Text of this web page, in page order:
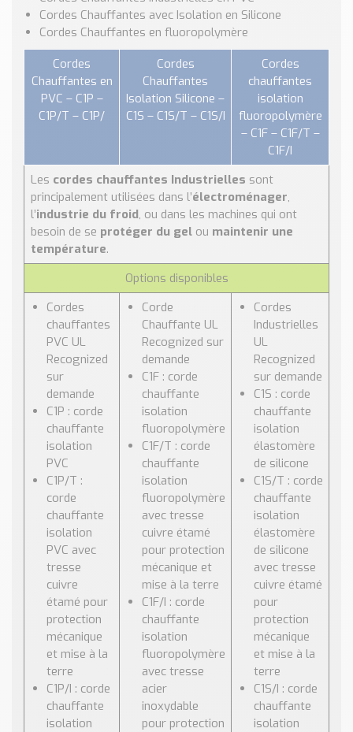
Nos Réalisations
Conseils et Actualités
Catalogue des essentiels pour les brasseries et micro-
brasseries
Contact & Devis
Devis, Tarifs, Renseignements techniques
Cordes Chauffantes avec Isolation en Silicone
Cordes Chauffantes en fluoropolymère
Cordes
Chauffantes en
PVC – C1P –
C1P/T – C1P/
Cordes
Chauffantes
Isolation Silicone –
C1S – C1S/T – C1S/I
Cordes
chauffantes
isolation
fluoropolymère
– C1F – C1F/T –
C1F/I
Les cordes chauffantes Industrielles sont
principalement utilisées dans l’électroménager,
l’industrie du froid, ou dans les machines qui ont
besoin de se protéger du gelou maintenir une
température.
Options disponibles
Cordes
chauffantes
PVC UL
Recognized
sur
demande
C1P : corde
chauffante
isolation
PVC
C1P/T :
corde
chauffante
isolation
PVC avec
tresse
cuivre
étamé pour
protection
mécanique
et mise à la
terre
C1P/I : corde
chauffante
isolation
Corde
Chauffante UL
Recognized sur
demande
C1F : corde
chauffante
isolation
fluoropolymère
C1F/T : corde
chauffante
isolation
fluoropolymère
avec tresse
cuivre étamé
pour protection
mécanique et
mise à la terre
C1F/I : corde
chauffante
isolation
fluoropolymère
avec tresse
acier
inoxydable
pour protection
Cordes
Industrielles
UL
Recognized
sur demande
C1S : corde
chauffante
isolation
élastomère
de silicone
C1S/T : corde
chauffante
isolation
élastomère
de silicone
avec tresse
cuivre étamé
pour
protection
mécanique
et mise à la
terre
C1S/I : corde
chauffante
isolation